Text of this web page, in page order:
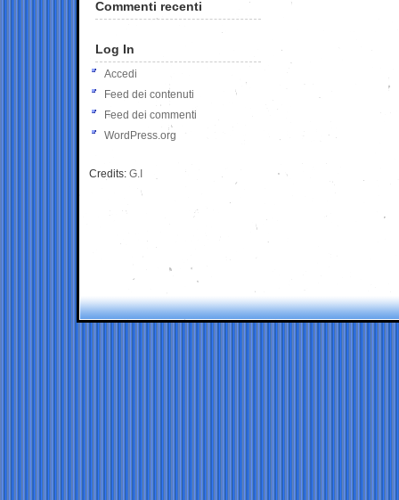
Commenti recenti
Log In
Accedi
Feed dei contenuti
Feed dei commenti
WordPress.org
Credits: G.I